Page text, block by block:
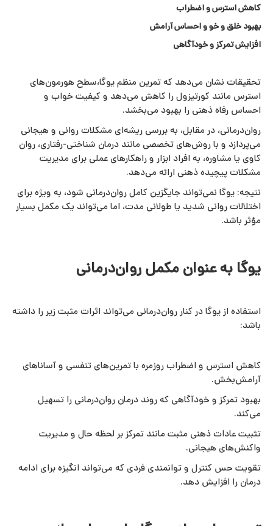
کاهش استرس و اضطراب
بهبود خلق و خو و احساس آرامش
افزایش تمرکز و خودآگاهی
تحقیقات نشان می‌دهد که تمرین منظم یوگا،سطح هورمون‌های
استرس مانند کورتیزول را کاهش می‌دهد و کیفیت خواب و
احساس رفاه ذهنی را بهبود می‌بخشد.
روان‌درمانی، در مقابل، به بررسی ریشه‌ای مشکلات روانی و هیجانی
می‌پردازد و با روش‌های تخصصی مانند درمان شناختی-رفتاری، روان‌
کاوی یا مشاوره، به افراد ابزار و راهکارهای عملی برای مدیریت
مشکلات پیچیده ذهنی ارائه می‌دهد.
نتیجه: یوگا نمی‌تواند جایگزین کامل روان‌درمانی شود، به ویژه برای
اختلالات روانی شدید یا طولانی‌ مدت، اما می‌تواند یک مکمل بسیار
مؤثر باشد.
یوگا به عنوان مکمل روان‌درمانی
استفاده از یوگا در کنار روان‌درمانی می‌تواند اثرات مثبت زیر را داشته
باشد:
کاهش استرس و اضطراب روزمره با تمرین‌های تنفسی و آساناهای
آرامش‌بخش.
بهبود تمرکز و خودآگاهی که روند درمان روان‌درمانی را تسهیل
می‌کند.
تثبیت عادات ذهنی مثبت مانند تمرکز بر لحظه حال و مدیریت
واکنش‌های هیجانی.
تقویت حس کنترل و توانمندی فردی که می‌تواند انگیزه برای ادامه
درمان را افزایش دهد.